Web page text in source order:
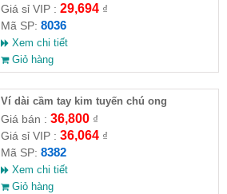
Giá sỉ VIP : 29,694₫
Mã SP: 8036
Xem chi tiết
Giỏ hàng
Ví dài cầm tay kim tuyến chú ong
Giá bán : 36,800₫
Giá sỉ VIP : 36,064₫
Mã SP: 8382
Xem chi tiết
Giỏ hàng